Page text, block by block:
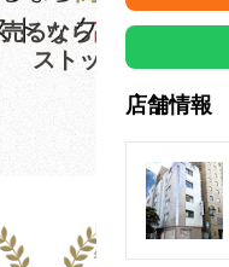
店舗情報
売るなら高価買取の
ストックラボへ!!